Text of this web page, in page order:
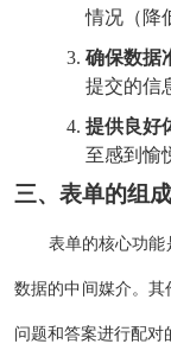
情况（降
确保数据
提交的信
提供良好
至感到愉
三、表单的组成
表单的核心功
数据的中间媒介。
问题和答案进行配对